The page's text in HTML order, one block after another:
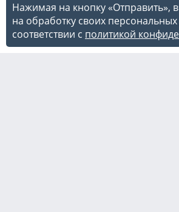
Нажимая на кнопку «Отправить»,
на обработку своих
соответствии с политикой